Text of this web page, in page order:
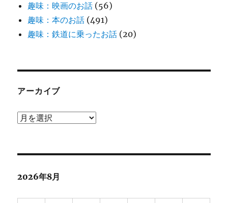
趣味：映画のお話 (56)
趣味：本のお話 (491)
趣味：鉄道に乗ったお話 (20)
アーカイブ
ア
ブ
2026年8月